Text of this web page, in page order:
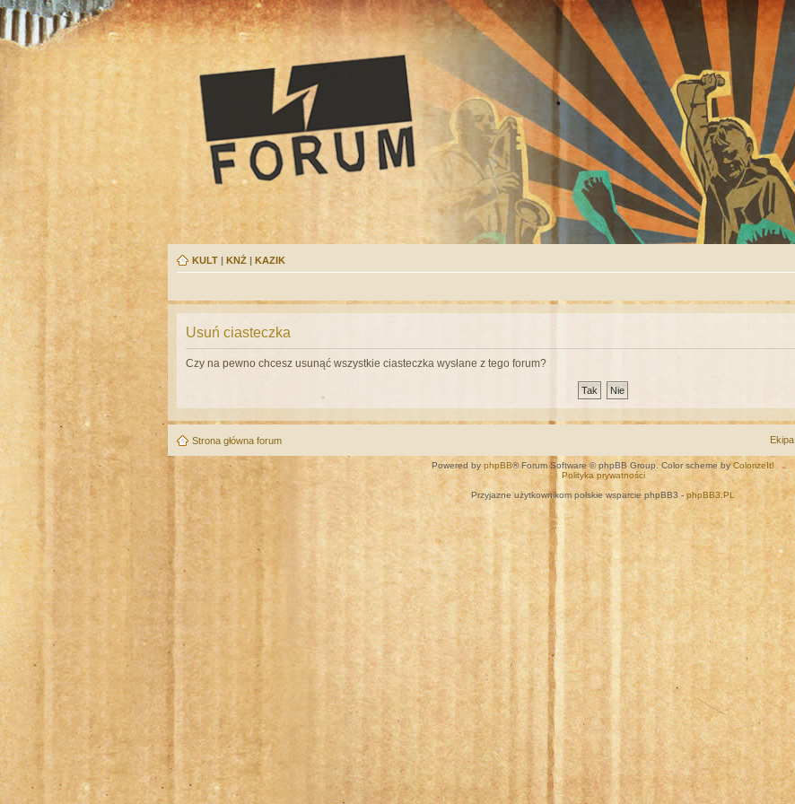
KULT | KNŻ | KAZIK
Usuń ciasteczka
Czy na pewno chcesz usunąć wszystkie ciasteczka wysłane z tego forum?
Strona główna forum Ekipa
Powered by phpBB® Forum Software © phpBB Group. Color scheme byColorizeIt!
Polityka prywatności
Przyjazne użytkownikom polskie wsparcie phpBB3 -phpBB3.PL